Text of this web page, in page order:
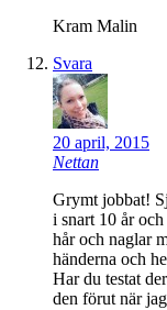
Kram Malin
Svara
20 april, 2015
Nettan
Grymt jobbat!
i snart 10 år
hår och naglar
händerna och
Har du testat
den förut när